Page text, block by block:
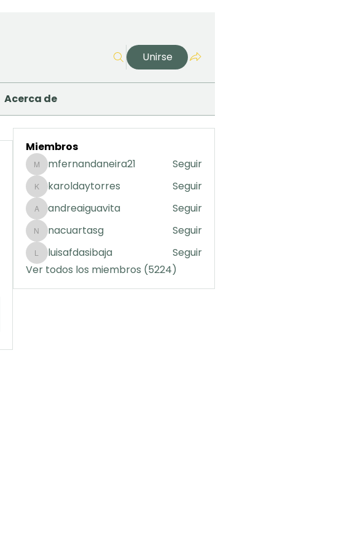
Unirse
Acerca de
Miembros
mfernandaneira21
mfernandaneira21 Seguir
karoldaytorres
karoldaytorres Seguir
andreaiguavita
andreaiguavita Seguir
nacuartasg
nacuartasg Seguir
luisafdasibaja
luisafdasibaja
Seguir
Ver todos los miembros (5224)